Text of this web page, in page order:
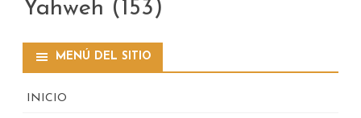
Yahweh (153)
MENÚ DEL SITIO
INICIO